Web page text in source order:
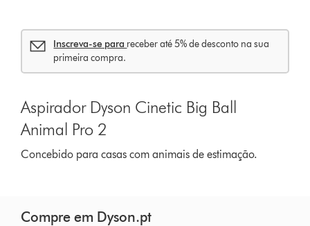
Inscreva-se para receber até 5% de desconto na sua
primeira compra.
Aspirador Dyson Cinetic Big Ball
Animal Pro 2
Concebido para casas com animais de estimação.
Compre em Dyson.pt